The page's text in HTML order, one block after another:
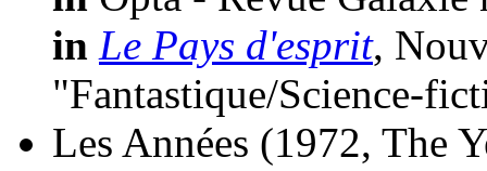
in Le Pays d'esprit,
"Fantastique/Science-
Les Années (1972, The